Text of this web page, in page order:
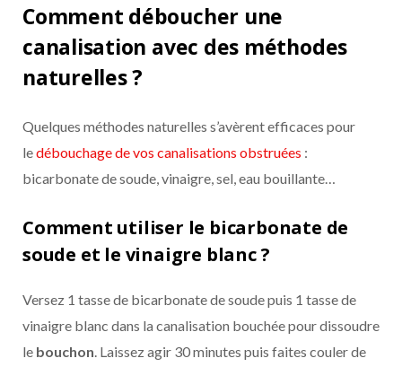
Comment déboucher une
canalisation avec des méthodes
naturelles ?
Quelques méthodes naturelles s’avèrent efficaces pour
ledébouchage de vos canalisations obstruées :
bicarbonate de soude, vinaigre, sel, eau bouillante…
Comment utiliser le bicarbonate de
soude et le vinaigre blanc ?
Versez 1 tasse de bicarbonate de soude puis 1 tasse de
vinaigre blanc dans la canalisation bouchée pour dissoudre
le bouchon . Laissez agir 30 minutes puis faites couler de